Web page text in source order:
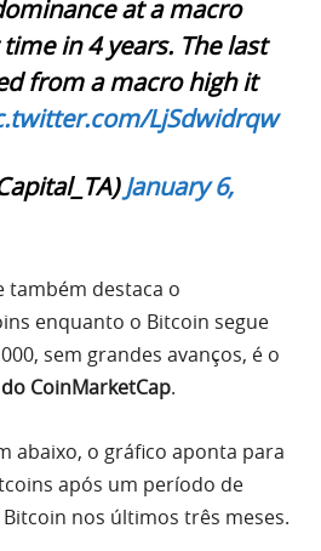
at a macro
in 4 years. The last
from a macro high it
LjSdwidrqw
January 6,
destaca o
enquanto o Bitcoin segue
sem grandes avanços, é o
CoinMarketCap.
abaixo, o gráfico aponta para
após um período de
nos últimos três meses.